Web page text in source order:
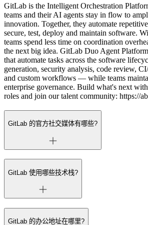
GitLab is the Intelligent Orchestration
teams and their AI agents stay in flow to
innovation. Together, they automate
secure, test, deploy and maintain software.
teams spend less time on coordination
the next big idea. GitLab Duo Agent
that automate tasks across the software
generation, security analysis, code review,
and custom workflows — while teams
enterprise governance. Build what's next
roles and join our talent community: https://
GitLab 的官方社交媒体有哪些?
GitLab 使用哪些技术栈?
GitLab 的办公地址在哪里?